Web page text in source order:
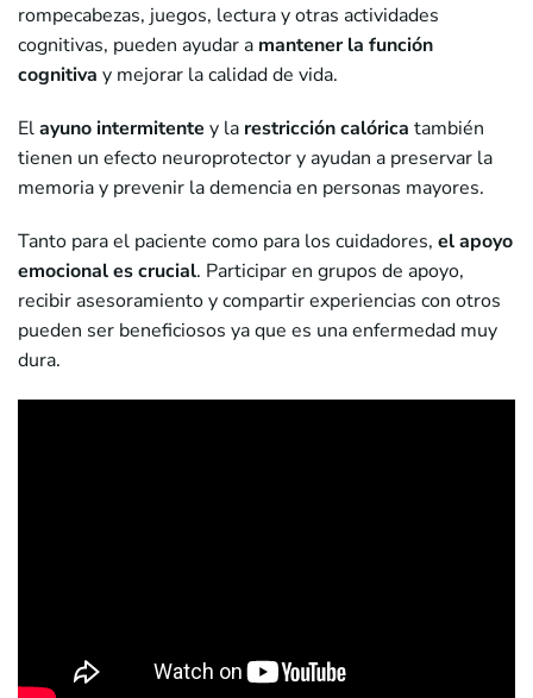
rompecabezas, juegos, lectura y otras actividades
cognitivas, pueden ayudar a mantener la función
cognitiva y mejorar la calidad de vida.
Elayuno intermitente y la restricción calórica también
tienen un efecto neuroprotector y ayudan a preservar la
memoria y prevenir la demencia en personas mayores.
Tanto para el paciente como para los cuidadores, el apoyo
emocional es crucial. Participar en grupos de apoyo,
recibir asesoramiento y compartir experiencias con otros
pueden ser beneficiosos ya que es una enfermedad muy
dura.